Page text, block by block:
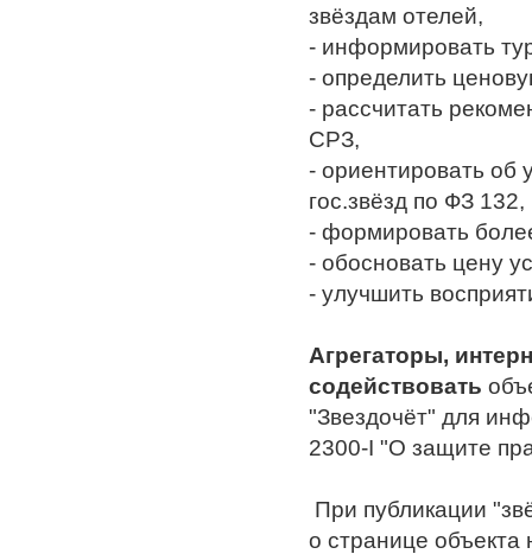
звёздам отелей,
- информировать
- определить
- рассчитать
СРЗ,
- ориентировать об
гос.звёзд по ФЗ 132,
- формировать
- обосновать цену
- улучшить
Агрегаторы,
содействовать
"Звездочёт" для
2300-I "О защите
При публикации
о странице